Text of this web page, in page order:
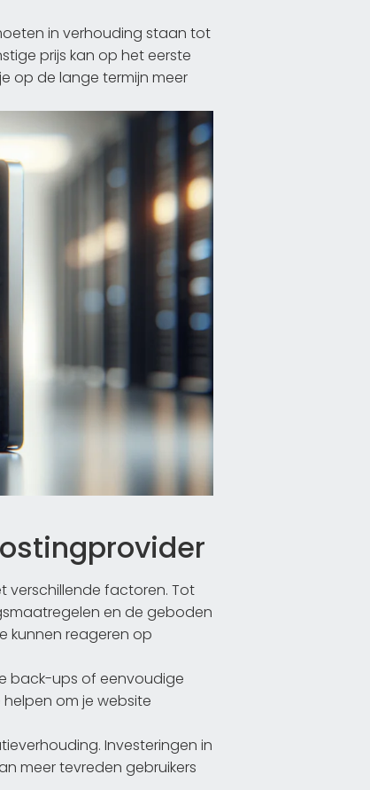
in verhouding staan tot
prijs kan op het eerste
op de lange termijn meer
verschillende factoren. Tot
en de geboden
kunnen reageren op
back-ups of eenvoudige
helpen om je website
Investeringen in
meer tevreden gebruikers